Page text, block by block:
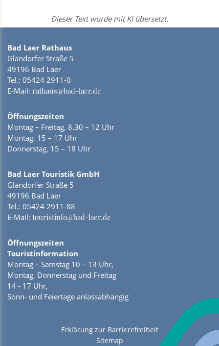
Dieser Text wurde mit KI übersetzt.
Bad Laer Rathaus
Glandorfer Straße 5
49196 Bad Laer
Tel.: 05424 2911-0
E-Mail: rathaus@bad-laer.de
Öffnungszeiten
Montag – Freitag, 8.30 – 12 Uhr
Montag, 15 – 17 Uhr
Donnerstag, 15 – 18 Uhr
Bad Laer Touristik GmbH
Glandorfer Straße 5
49196 Bad Laer
Tel.: 05424 2911-88
E-Mail: touristinfo@bad-laer.de
Öffnungszeiten
Touristinformation
Montag – Samstag 10 – 13 Uhr,
Montag, Donnerstag und Freitag
14 - 17 Uhr,
Sonn- und Feiertage anlassabhängig
Erklärung zur Barrierefreiheit
Sitemap